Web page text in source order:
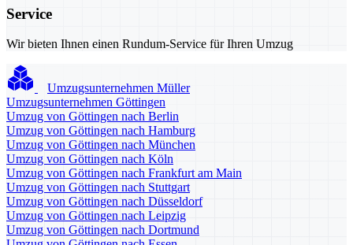
Service
Wir bieten Ihnen einen Rundum-Service für Ihren Umzug
Umzugsunternehmen Müller
Umzugsunternehmen Göttingen
Umzug von Göttingen nach Berlin
Umzug von Göttingen nach Hamburg
Umzug von Göttingen nach München
Umzug von Göttingen nach Köln
Umzug von Göttingen nach Frankfurt am Main
Umzug von Göttingen nach Stuttgart
Umzug von Göttingen nach Düsseldorf
Umzug von Göttingen nach Leipzig
Umzug von Göttingen nach Dortmund